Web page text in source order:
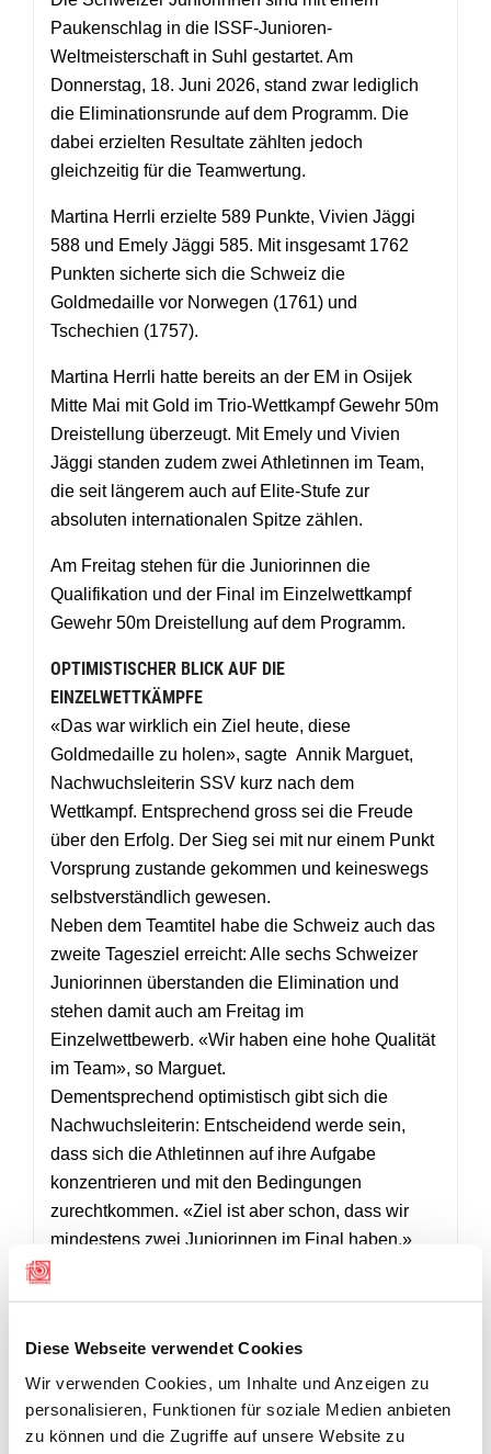
Diese Webseite verwendet Cookies
Wir verwenden Cookies, um Inhalte und Anzeigen zu
personalisieren, Funktionen für soziale Medien anbieten
zu können und die Zugriffe auf unsere Website zu
Paukenschlag in die ISSF-Junioren-
Weltmeisterschaft in Suhl gestartet. Am
Donnerstag, 18. Juni 2026, stand zwar lediglich
die Eliminationsrunde auf dem Programm. Die
dabei erzielten Resultate zählten jedoch
gleichzeitig für die Teamwertung.
Martina Herrli erzielte 589 Punkte, Vivien Jäggi
588 und Emely Jäggi 585. Mit insgesamt 1762
Punkten sicherte sich die Schweiz die
Goldmedaille vor Norwegen (1761) und
Tschechien (1757).
Martina Herrli hatte bereits an der EM in Osijek
Mitte Mai mit Gold im Trio-Wettkampf Gewehr 50m
Dreistellung überzeugt. Mit Emely und Vivien
Jäggi standen zudem zwei Athletinnen im Team,
die seit längerem auch auf Elite-Stufe zur
absoluten internationalen Spitze zählen.
Am Freitag stehen für die Juniorinnen die
Qualifikation und der Final im Einzelwettkampf
Gewehr 50m Dreistellung auf dem Programm.
OPTIMISTISCHER BLICK AUF DIE
EINZELWETTKÄMPFE
«Das war wirklich ein Ziel heute, diese
Goldmedaille zu holen», sagte Annik Marguet,
Nachwuchsleiterin SSV kurz nach dem
Wettkampf. Entsprechend gross sei die Freude
über den Erfolg. Der Sieg sei mit nur einem Punkt
Vorsprung zustande gekommen und keineswegs
selbstverständlich gewesen.
Neben dem Teamtitel habe die Schweiz auch das
zweite Tagesziel erreicht: Alle sechs Schweizer
Juniorinnen überstanden die Elimination und
stehen damit auch am Freitag im
Einzelwettbewerb. «Wir haben eine hohe Qualität
im Team», so Marguet.
Dementsprechend optimistisch gibt sich die
Nachwuchsleiterin: Entscheidend werde sein,
dass sich die Athletinnen auf ihre Aufgabe
konzentrieren und mit den Bedingungen
zurechtkommen. «Ziel ist aber schon, dass wir
mindestens zwei Juniorinnen im Final haben.»
Gewehr 50m Dreistellung Juniorinnen Team